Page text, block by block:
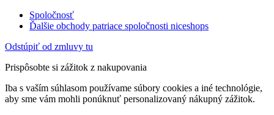
Spoločnosť
Ďalšie obchody patriace spoločnosti niceshops
Odstúpiť od zmluvy tu
Prispôsobte si zážitok z nakupovania
Iba s vaším súhlasom používame súbory cookies a iné technológie,
aby sme vám mohli ponúknuť personalizovaný nákupný zážitok.